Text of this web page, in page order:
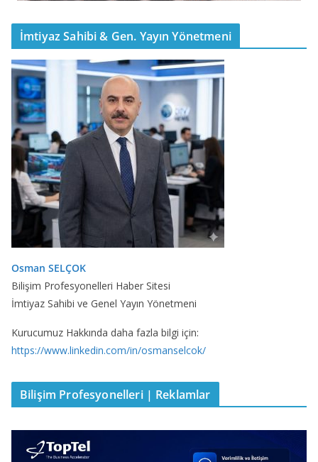
İmtiyaz Sahibi & Gen. Yayın Yönetmeni
Osman SELÇOK
Bilişim Profesyonelleri Haber Sitesi
İmtiyaz Sahibi ve Genel Yayın Yönetmeni
Kurucumuz Hakkında daha fazla bilgi için:
https://www.linkedin.com/in/osmanselcok/
Bilişim Profesyonelleri | Reklamlar